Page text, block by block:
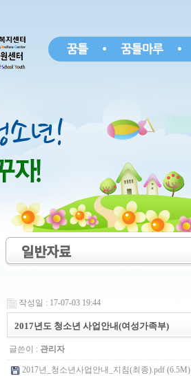
일반자료
작성일 : 17-07-03 19:44
2017년도 청소년 사업안내(여성가족부)
글쓴이 : 관리자
2017년_청소년사업안내_지침(최종).pdf (6.5M)